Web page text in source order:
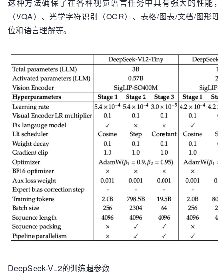
这种方法确保了在各种视觉语言任务中具有强大的性
（VQA）、光学字符识别（OCR）、表格/图表/文档/图
位和语言理解等。
DeepSeek-VL2的训练超参数